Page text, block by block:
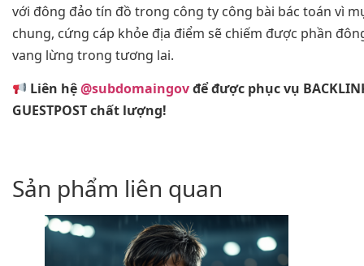
với đông đảo tín đồ trong công ty công bài bác toán vì
chung, cứng cáp khỏe địa điểm sẽ chiếm được phần
vang lừng trong tương lai.
Liên hệ@subdomaingovđể được phục vụ
GUESTPOST chất lượng!
Sản phẩm liên quan